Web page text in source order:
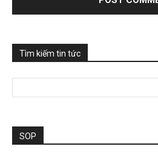
Tìm kiếm tin tức
SOP